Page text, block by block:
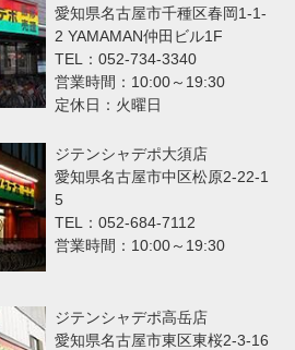
愛知県名古屋市千種区春岡1-1-
2 YAMAMAN仲田ビル1F
TEL：052-734-3340
営業時間：10:00～19:30
定休日：火曜日
ジテンシャデポ大須店
愛知県名古屋市中区松原2-22-1
5
TEL：052-684-7112
営業時間：10:00～19:30
ジテンシャデポ高岳店
愛知県名古屋市東区東桜2-3-16